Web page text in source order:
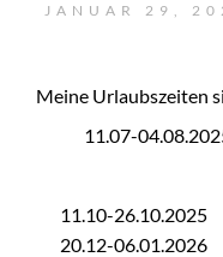
JANUAR 29,
Meine Urlaubszeiten
11.07-
11.10-26.10.2025
20.12-06.01.2026